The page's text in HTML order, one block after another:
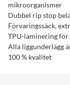
mikroorganismer
Dubbel rip stop
Förvaringssäck,
TPU-laminering
Alla liggunderlägg
100 % kvalitet